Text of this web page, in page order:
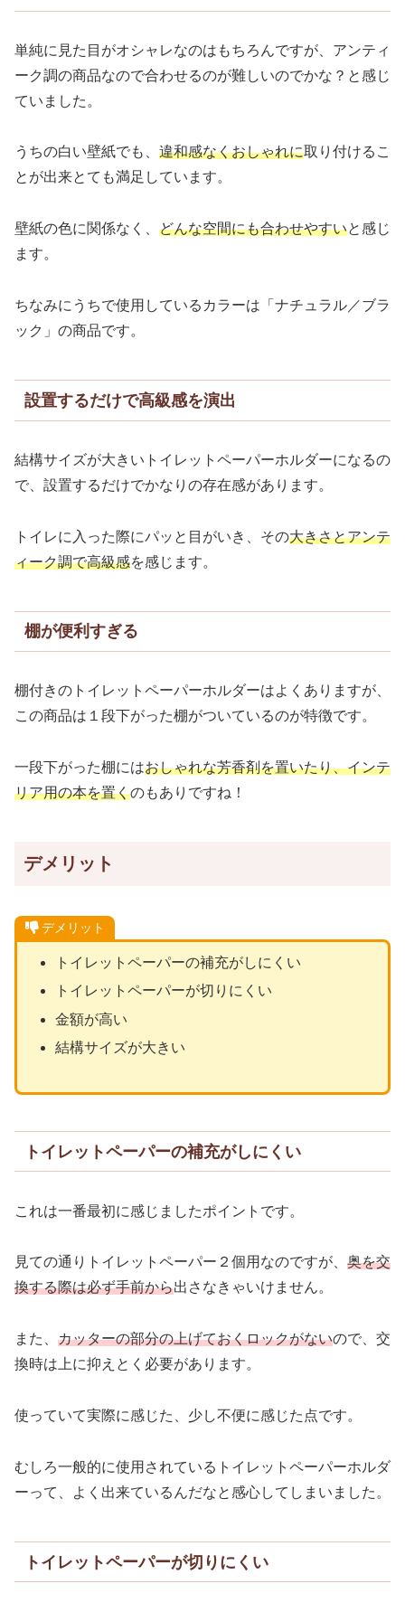
単純に見た目がオシャレなのはもちろんですが、アンティ
ーク調の商品なので合わせるのが難しいのでかな？と感じ
ていました。
うちの白い壁紙でも、 違和感なくおしゃれに取り付けるこ
とが出来とても満足しています。
壁紙の色に関係なく、 どんな空間にも合わせやすいと感じ
ます。
ちなみにうちで使用しているカラーは「ナチュラル／ブラ
ック」の商品です。
設置するだけで高級感を演出
結構サイズが大きいトイレットペーパーホルダーになるの
で、設置するだけでかなりの存在感があります。
トイレに入った際にパッと目がいき、その大きさとアンテ
ィーク調で高級感を感じます。
棚が便利すぎる
棚付きのトイレットペーパーホルダーはよくありますが、
この商品は１段下がった棚がついているのが特徴です。
一段下がった棚にはおしゃれな芳香剤を置いたり、インテ
リア用の本を置くのもありですね！
デメリット
デメリット
トイレットペーパーの補充がしにくい
トイレットペーパーが切りにくい
金額が高い
結構サイズが大きい
トイレットペーパーの補充がしにくい
これは一番最初に感じましたポイントです。
見ての通りトイレットペーパー２個用なのですが、 奥を交
換する際は必ず手前から出さなきゃいけません。
また、 カッターの部分の上げておくロックがないので、交
換時は上に抑えとく必要があります。
使っていて実際に感じた、少し不便に感じた点です。
むしろ一般的に使用されているトイレットペーパーホルダ
ーって、よく出来ているんだなと感心してしまいました。
トイレットペーパーが切りにくい